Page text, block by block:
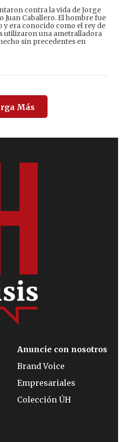
contra la vida de Jorge
Juan Caballero. El hombre fue
era conocido como el rey de
utilizaron una ametralladora
sin precedentes en
Más
Anuncie con nosotros
Brand Voice
Empresariales
Colección ÚH